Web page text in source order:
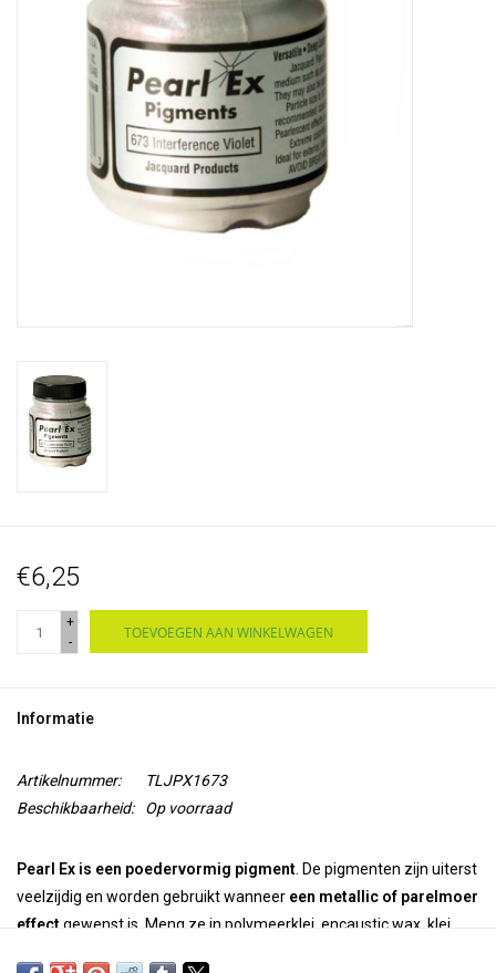
€6,25
+
-
TOEVOEGEN AAN WINKELWAGEN
Informatie
Artikelnummer:
TLJPX1673
Beschikbaarheid:
Op voorraad
Pearl Ex is een poedervormig pigment. De pigmenten zijn uiterst
veelzijdig en worden gebruikt wanneer een metallic of parelmoer
effectgewenst is. Meng ze in polymeerklei, encaustic wax, klei,